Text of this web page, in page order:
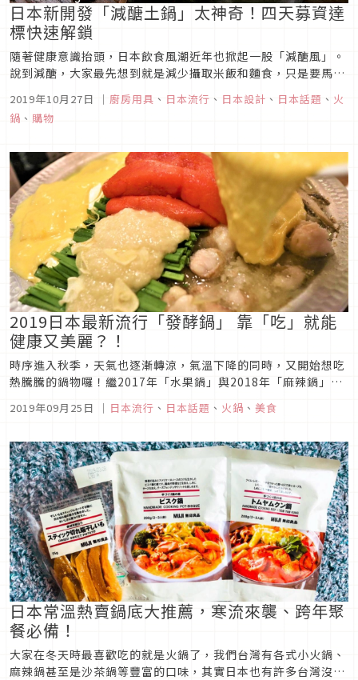
日本新開發「減醣土鍋」太神奇！四天募資達
標快速解鎖
隨著健康意識抬頭，日本飲食風潮近年也掀起一股「減醣風」。
說到減醣，大家最先想到就是減少攝取米飯和麵食，只是要馬上
的心理，日本三重縣老牌陶器「studio noa」研發出這款「減
醣土鍋」，據說煮出來的米飯能較一般電鍋有效減少約17%的醣
2019年10月27日 ｜ 廚房用具 、 日本流行 、 日本設計 、 日本話題 、 火
鍋 、 購物
2019日本最新流行「發酵鍋」 靠「吃」就能
健康又美麗？！
時序進入秋季，天氣也逐漸轉涼，氣溫下降的同時，又開始想吃
熱騰騰的鍋物囉！繼2017年「水果鍋」與2018年「麻辣鍋」
火鍋，就是「發酵鍋」！據說光是查詢「發酵」的搜尋次數，近
鍋」的魅...
2019年09月25日 ｜ 日本流行 、 日本話題 、 火鍋 、 美食
日本常溫熱賣鍋底大推薦，寒流來襲、跨年聚
餐必備！
大家在冬天時最喜歡吃的就是火鍋了，我們台灣有各式小火鍋、
麻辣鍋甚至是沙茶鍋等豐富的口味，其實日本也有許多台灣沒有